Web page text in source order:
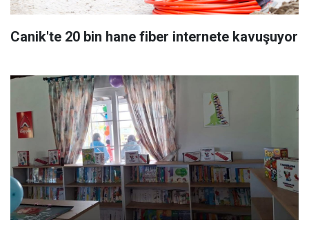
Canik'te 20 bin hane fiber internete kavuşuyor